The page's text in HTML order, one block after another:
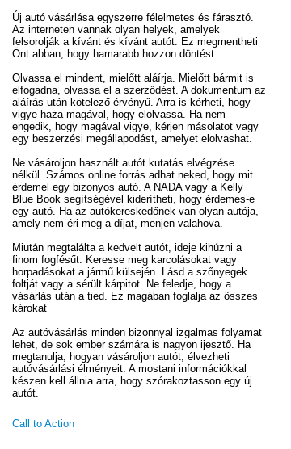
Új autó vásárlása egyszerre félelmetes és fárasztó.
Az interneten vannak olyan helyek, amelyek
felsorolják a kívánt és kívánt autót. Ez megmentheti
Önt abban, hogy hamarabb hozzon döntést.
Olvassa el mindent, mielőtt aláírja. Mielőtt bármit is
elfogadna, olvassa el a szerződést. A dokumentum az
aláírás után kötelező érvényű. Arra is kérheti, hogy
vigye haza magával, hogy elolvassa. Ha nem
engedik, hogy magával vigye, kérjen másolatot vagy
egy beszerzési megállapodást, amelyet elolvashat.
Ne vásároljon használt autót kutatás elvégzése
nélkül. Számos online forrás adhat neked, hogy mit
érdemel egy bizonyos autó. A NADA vagy a Kelly
Blue Book segítségével kiderítheti, hogy érdemes-e
egy autó. Ha az autókereskedőnek van olyan autója,
amely nem éri meg a díjat, menjen valahova.
Miután megtalálta a kedvelt autót, ideje kihúzni a
finom fogfésűt. Keresse meg karcolásokat vagy
horpadásokat a jármű külsején. Lásd a szőnyegek
foltját vagy a sérült kárpitot. Ne feledje, hogy a
vásárlás után a tied. Ez magában foglalja az összes
károkat
Az autóvásárlás minden bizonnyal izgalmas folyamat
lehet, de sok ember számára is nagyon ijesztő. Ha
megtanulja, hogyan vásároljon autót, élvezheti
autóvásárlási élményeit. A mostani információkkal
készen kell állnia arra, hogy szórakoztasson egy új
autót.
Call to Action